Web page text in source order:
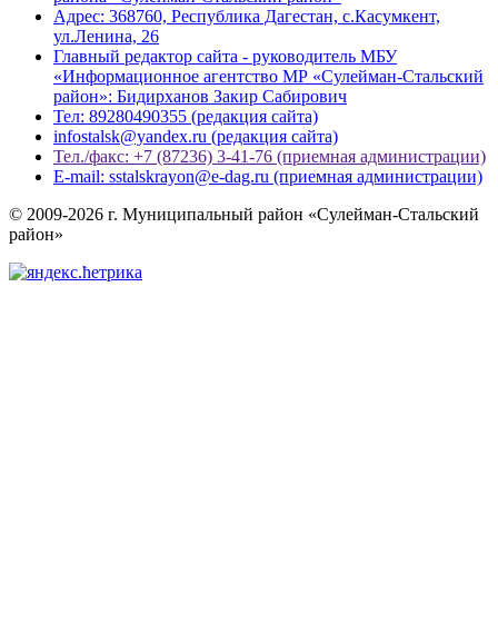
Адрес: 368760, Республика Дагестан, с.Касумкент,
ул.Ленина, 26
Главный редактор сайта - руководитель МБУ
«Информационное агентство МР «Сулейман-Стальский
район»: Бидирханов Закир Сабирович
Тел: 89280490355 (редакция сайта)
infostalsk@yandex.ru (редакция сайта)
Тел./факс: +7 (87236) 3-41-76 (приемная администрации)
E-mail: sstalskrayon@e-dag.ru (приемная администрации)
© 2009-2026 г. Муниципальный район «Сулейман-Стальский
район»